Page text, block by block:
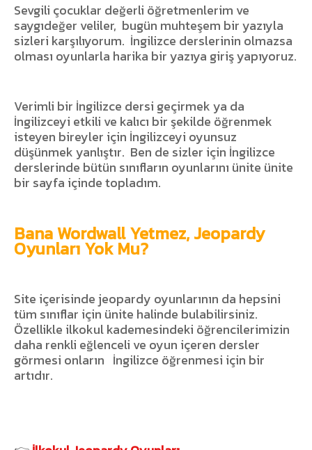
Sevgili çocuklar değerli öğretmenlerim ve
saygıdeğer veliler, bugün muhteşem bir yazıyla
sizleri karşılıyorum. İngilizce derslerinin olmazsa
olması oyunlarla harika bir yazıya giriş yapıyoruz.
Verimli bir İngilizce dersi geçirmek ya da
İngilizceyi etkili ve kalıcı bir şekilde öğrenmek
isteyen bireyler için İngilizceyi oyunsuz
düşünmek yanlıştır. Ben de sizler için İngilizce
derslerinde bütün sınıfların oyunlarını ünite ünite
bir sayfa içinde topladım.
Bana Wordwall Yetmez, Jeopardy
Oyunları Yok Mu?
Site içerisinde jeopardy oyunlarının da hepsini
tüm sınıflar için ünite halinde bulabilirsiniz.
Özellikle ilkokul kademesindeki öğrencilerimizin
daha renkli eğlenceli ve oyun içeren dersler
görmesi onların İngilizce öğrenmesi için bir
artıdır.